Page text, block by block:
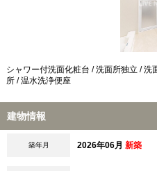
シャワー付洗面化粧台 / 洗面所独立 / 洗
所 / 温水洗浄便座
建物情報
築年月 2026年06月 新築